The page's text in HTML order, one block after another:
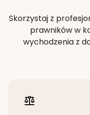
Skorzystaj z
prawników w
wychodzenia z